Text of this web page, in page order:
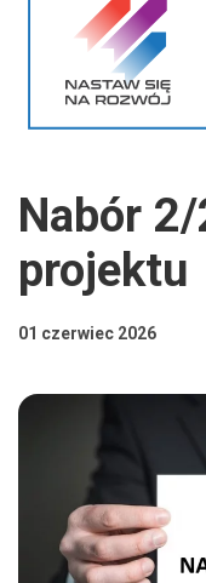
Nabór
projektu
01 czerwiec 2026